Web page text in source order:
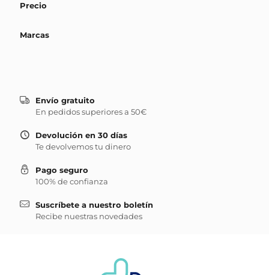
Precio
Marcas
Envío gratuito
En pedidos superiores a 50€
Devolución en 30 días
Te devolvemos tu dinero
Pago seguro
100% de confianza
Suscríbete a nuestro boletín
Recibe nuestras novedades